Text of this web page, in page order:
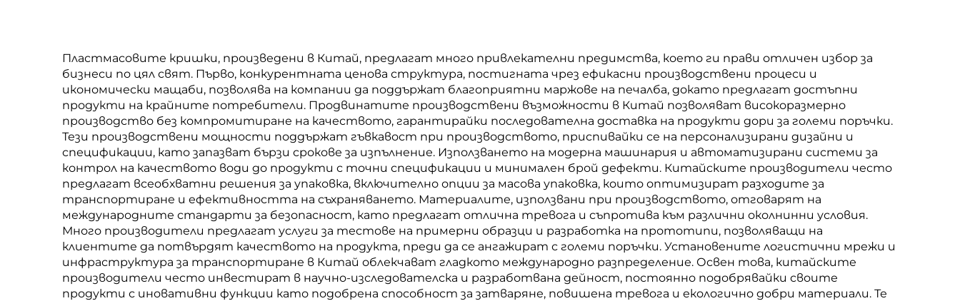
Пластмасовите кришки, произведени в Китай, предлагат много привлекателни предимства, което ги прави отличен избор за
бизнеси по цял свят. Първо, конкурентната ценова структура, постигната чрез ефикасни производствени процеси и
икономически мащаби, позволява на компании да поддържат благоприятни маржове на печалба, докато предлагат достъпни
продукти на крайните потребители. Продвинатите производствени възможности в Китай позволяват високоразмерно
производство без компромитиране на качеството, гарантирайки последователна доставка на продукти дори за големи поръчки.
Тези производствени мощности поддържат гъвкавост при производството, приспивайки се на персонализирани дизайни и
спецификации, като запазват бързи срокове за изпълнение. Използването на модерна машинария и автоматизирани системи за
контрол на качеството води до продукти с точни спецификации и минимален брой дефекти. Китайските производители често
предлагат всеобхватни решения за упаковка, включително опции за масова упаковка, които оптимизират разходите за
транспортиране и ефективността на съхраняването. Материалите, използвани при производството, отговарят на
международните стандарти за безопасност, като предлагат отлична тревога и съпротива към различни околнинни условия.
Много производители предлагат услуги за тестове на примерни образци и разработка на прототипи, позволяващи на
клиентите да потвърдят качеството на продукта, преди да се ангажират с големи поръчки. Установените логистични мрежи и
инфраструктура за транспортиране в Китай облекчават гладкото международно разпределение. Освен това, китайските
производители често инвестират в научно-изследователска и разработвана дейност, постоянно подобрявайки своите
продукти с иновативни функции като подобрена способност за затваряне, повишена тревога и екологично добри материали. Те